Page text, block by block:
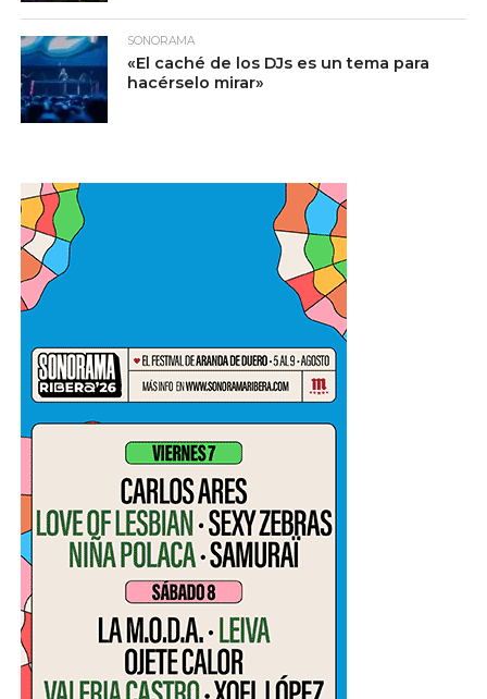
SONORAMA
«El caché de los DJs es un tema para
hacérselo mirar»